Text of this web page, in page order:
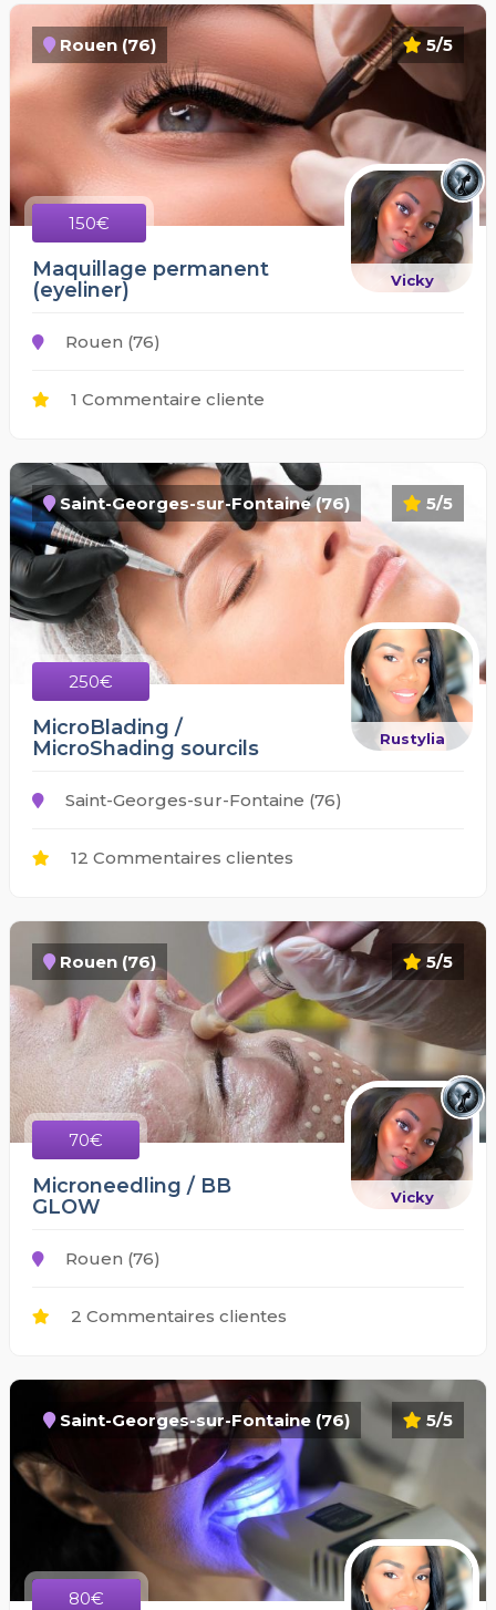
5/5
Rouen (76)
150€
Vicky
Maquillage permanent
(eyeliner)
Rouen (76)
1 Commentaire cliente
5/5
Saint-Georges-sur-Fontaine (76)
250€
Rustylia
MicroBlading /
MicroShading sourcils
Saint-Georges-sur-Fontaine (76)
12 Commentaires clientes
5/5
Rouen (76)
70€
Vicky
Microneedling / BB
GLOW
Rouen (76)
2 Commentaires clientes
5/5
Saint-Georges-sur-Fontaine (76)
80€